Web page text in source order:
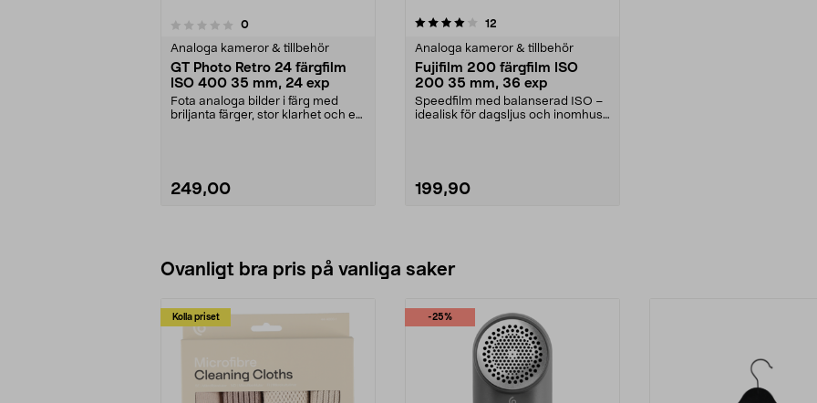
0recensioner
Analoga kameror & tillbehör
GT Photo Retro 24 färgfilm
ISO 400 35 mm, 24 exp
Fota analoga bilder i färg med
briljanta färger, stor klarhet och en
249,00
4.0av 5 stjärnor 12
Analoga kameror & tillbehör
Fujifilm 200 färgfilm ISO
200 35 mm, 36 exp
Speedfilm med balanserad ISO –
idealisk för dagsljus och inomhus
199,90
Ovanligt bra pris på vanliga saker
Kolla priset -25%